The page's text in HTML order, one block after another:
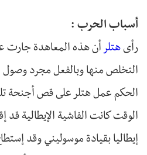
أسباب الحرب :
رأى هتلر أن هذه المعاهدة جارت
التخلص منها وبالفعل مجرد وصول
الحكم عمل هتلر على قص أجنحة
الوقت كانت الفاشية الإيطالية
إيطاليا بقيادة موسوليني وقد